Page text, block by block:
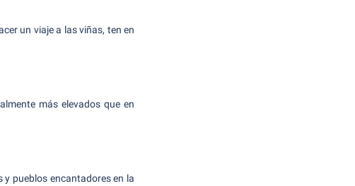
un viaje a las viñas, ten en
más elevados que en
pueblos encantadores en la